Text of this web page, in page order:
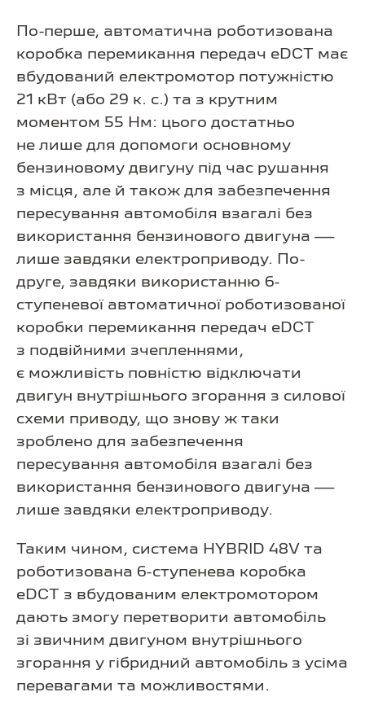
По-перше, автоматична роботизована
коробка перемикання передач eDCT має
вбудований електромотор потужністю
21 кВт (або 29 к. с.) та з крутним
моментом 55 Нм: цього достатньо
не лише для допомоги основному
бензиновому двигуну під час рушання
з місця, але й також для забезпечення
пересування автомобіля взагалі без
використання бензинового двигуна —
лише завдяки електроприводу. По-
друге, завдяки використанню 6-
ступеневої автоматичної роботизованої
коробки перемикання передач eDCT
з подвійними зчепленнями,
є можливість повністю відключати
двигун внутрішнього згорання з силової
схеми приводу, що знову ж таки
зроблено для забезпечення
пересування автомобіля взагалі без
використання бензинового двигуна —
лише завдяки електроприводу.
Таким чином, система HYBRID 48V та
роботизована 6-ступенева коробка
eDCT з вбудованим електромотором
дають змогу перетворити автомобіль
зі звичним двигуном внутрішнього
згорання у гібридний автомобіль з усіма
перевагами та можливостями.